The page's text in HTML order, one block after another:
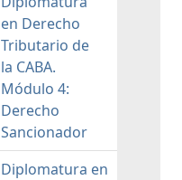
en Derecho
Tributario de
la CABA.
Módulo 4:
Derecho
Sancionador
Diplomatura en